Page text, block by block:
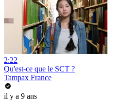
2:22
Qu'est-ce que le SCT ?
Tampax France
il y a 9 ans